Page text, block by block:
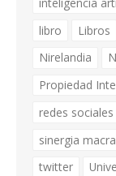
libro
Libros
Nirelandia
Propiedad
redes sociales
sinergia
twitter